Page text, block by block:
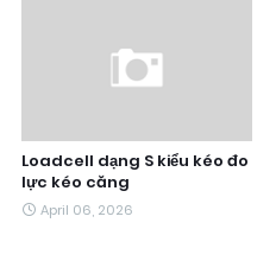
Loadcell dạng S kiểu kéo đo
lực kéo căng
April 06, 2026